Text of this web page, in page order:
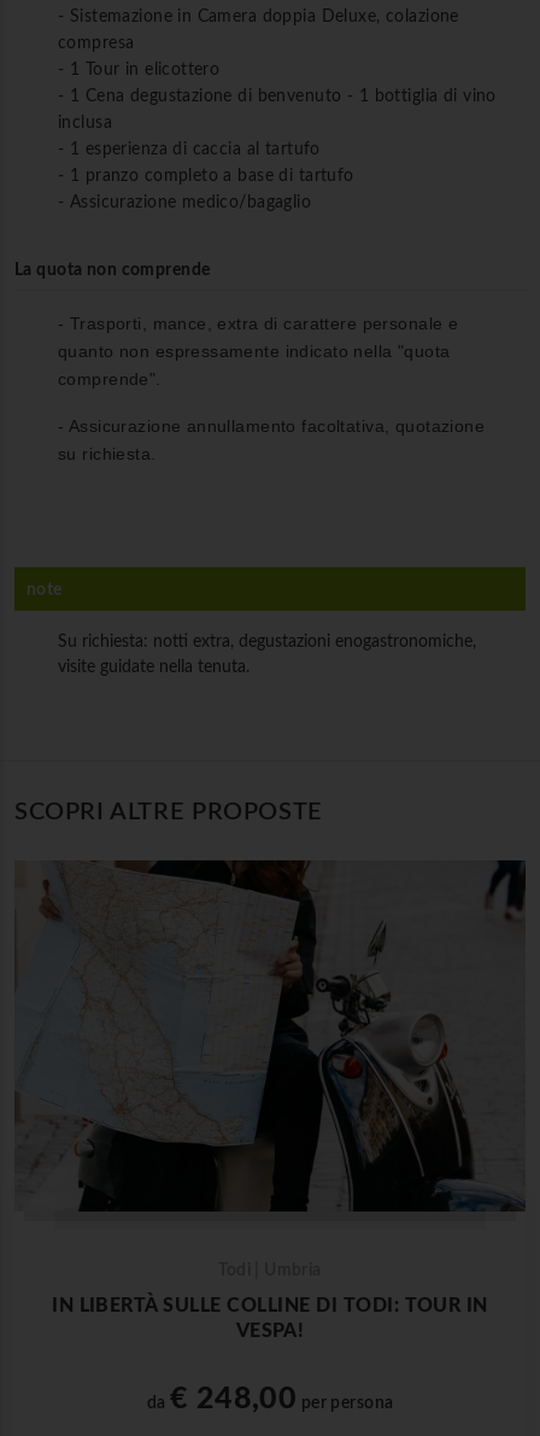
- Sistemazione in Camera doppia Deluxe, colazione
compresa
- 1 Tour in elicottero
- 1 Cena degustazione di benvenuto - 1 bottiglia di vino
inclusa
- 1 esperienza di caccia al tartufo
- 1 pranzo completo a base di tartufo
- Assicurazione medico/bagaglio
La quota non comprende
- Trasporti, mance, extra di carattere personale e
quanto non espressamente indicato nella "quota
comprende".
- Assicurazione annullamento facoltativa, quotazione
su richiesta.
note
Su richiesta: notti extra, degustazioni enogastronomiche,
visite guidate nella tenuta.
SCOPRI ALTRE PROPOSTE
IN LIBERTÀ SULLE COLLINE DI TODI: TOUR IN
VESPA!
da € 248,00 per persona